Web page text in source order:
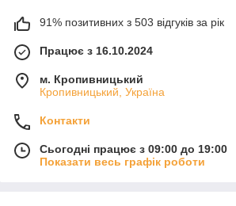
91% позитивних з 503 відгуків за рік
Працює з 16.10.2024
м. Кропивницький
Кропивницький, Україна
Контакти
Сьогодні працює з 09:00 до 19:00
Показати весь графік роботи